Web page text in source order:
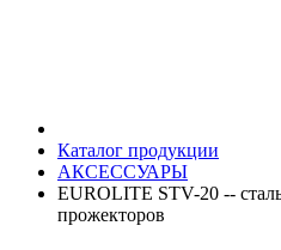
Каталог продукции
АКСЕССУАРЫ
EUROLITE STV-20 --
прожекторов